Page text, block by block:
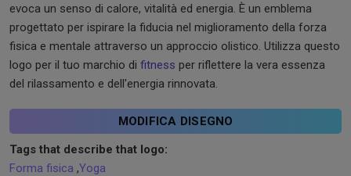
evoca un senso di calore, vitalità ed energia. È un emblema
progettato per ispirare la fiducia nel miglioramento della forza
fisica e mentale attraverso un approccio olistico. Utilizza questo
logo per il tuo marchio di fitness per riflettere la vera essenza
del rilassamento e dell'energia rinnovata.
MODIFICA DISEGNO
Tags that describe that logo:
Forma fisica ,Yoga